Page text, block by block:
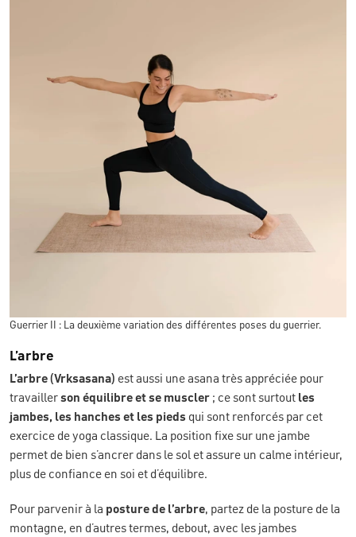
Guerrier II : La deuxième variation des différentes poses du guerrier.
L’arbre
L’arbre (Vrksasana) est aussi une asana très appréciée pour
travaillerson équilibre et se muscler ; ce sont surtout les
jambes, les hanches et les pieds qui sont renforcés par cet
exercice de yoga classique. La position fixe sur une jambe
permet de bien s’ancrer dans le sol et assure un calme intérieur,
plus de confiance en soi et d’équilibre.
Pour parvenir à la posture de l’arbre, partez de la posture de la
montagne, en d’autres termes, debout, avec les jambes